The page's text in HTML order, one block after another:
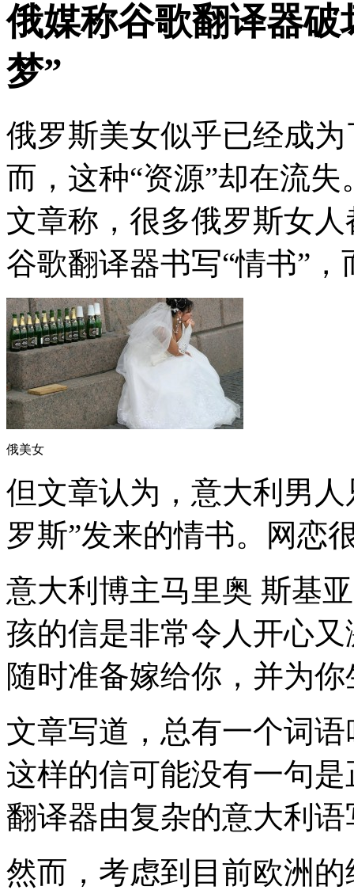
俄媒称谷歌翻译器
梦”
俄罗斯美女似乎已经成
而，这种“资源”却在流
文章称，很多俄罗斯女
谷歌翻译器书写“情书”
俄美女
但文章认为，意大利男
罗斯”发来的情书。网恋
意大利博主马里奥 斯基
孩的信是非常令人开心
随时准备嫁给你，并为
文章写道，总有一个词
这样的信可能没有一句
翻译器由复杂的意大利
然而，考虑到目前欧洲